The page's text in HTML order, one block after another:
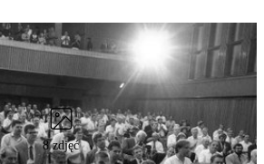
8 zdjęć